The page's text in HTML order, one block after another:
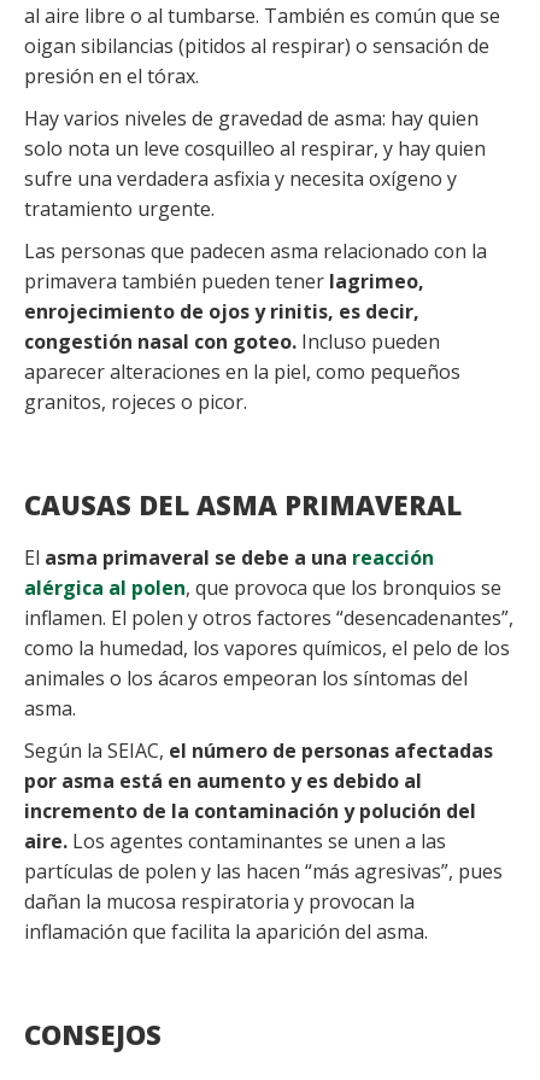
al aire libre o al tumbarse. También es común que se
oigan sibilancias (pitidos al respirar) o sensación de
presión en el tórax.
Hay varios niveles de gravedad de asma: hay quien
solo nota un leve cosquilleo al respirar, y hay quien
sufre una verdadera asfixia y necesita oxígeno y
tratamiento urgente.
Las personas que padecen asma relacionado con la
primavera también pueden tener lagrimeo,
enrojecimiento de ojos y rinitis, es decir,
congestión nasal con goteo. Incluso pueden
aparecer alteraciones en la piel, como pequeños
granitos, rojeces o picor.
CAUSAS DEL ASMA PRIMAVERAL
El asma primaveral se debe a una reacción
alérgica al polen, que provoca que los bronquios se
inflamen. El polen y otros factores “desencadenantes”,
como la humedad, los vapores químicos, el pelo de los
animales o los ácaros empeoran los síntomas del
asma.
Según la SEIAC, el número de personas afectadas
por asma está en aumento y es debido al
incremento de la contaminación y polución del
aire. Los agentes contaminantes se unen a las
partículas de polen y las hacen “más agresivas”, pues
dañan la mucosa respiratoria y provocan la
inflamación que facilita la aparición del asma.
CONSEJOS